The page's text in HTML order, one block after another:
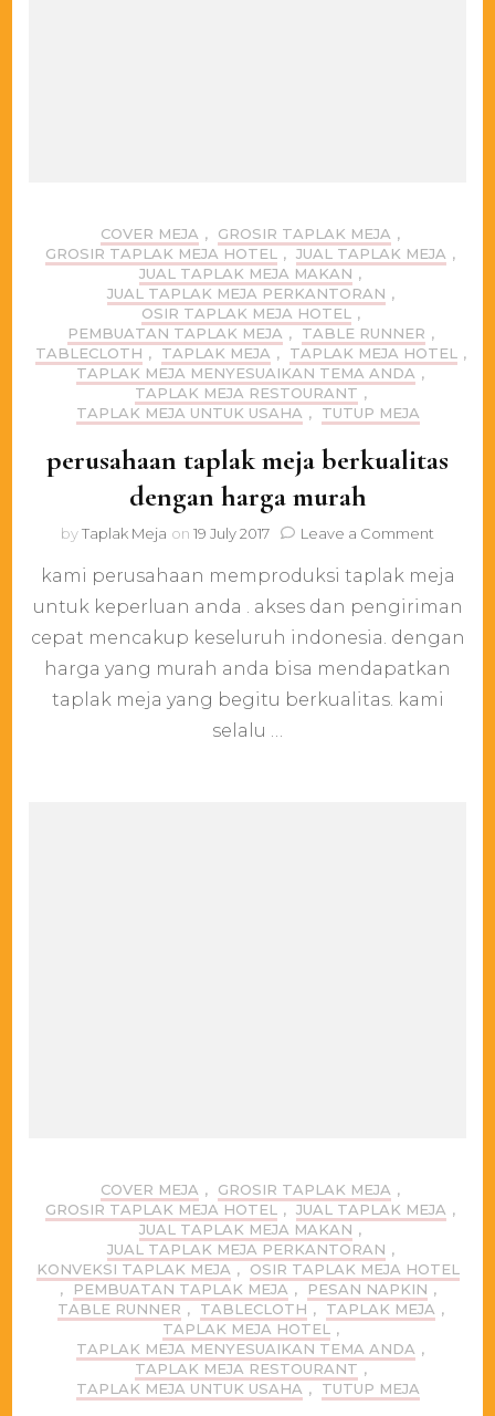
COVER MEJA , GROSIR TAPLAK MEJA ,
GROSIR TAPLAK MEJA HOTEL
, JUAL TAPLAK MEJA ,
JUAL TAPLAK MEJA MAKAN ,
JUAL TAPLAK MEJA PERKANTORAN ,
OSIR TAPLAK MEJA HOTEL
,
PEMBUATAN TAPLAK MEJA , TABLE RUNNER ,
TABLECLOTH , TAPLAK MEJA , TAPLAK MEJA HOTEL
,
TAPLAK MEJA MENYESUAIKAN TEMA ANDA ,
TAPLAK MEJA RESTOURANT ,
TAPLAK MEJA UNTUK USAHA , TUTUP MEJA
perusahaan taplak meja berkualitas
dengan harga murah
byTaplak Meja on 19 July 2017 Leave a Comment
taplak
dengan
harga
kami perusahaan memproduksi taplak meja
untuk keperluan anda . akses dan pengiriman
cepat mencakup keseluruh indonesia. dengan
harga yang murah anda bisa mendapatkan
taplak meja yang begitu berkualitas. kami
selalu …
COVER MEJA , GROSIR TAPLAK MEJA ,
GROSIR TAPLAK MEJA HOTEL
, JUAL TAPLAK MEJA ,
JUAL TAPLAK MEJA MAKAN ,
JUAL TAPLAK MEJA PERKANTORAN ,
KONVEKSI TAPLAK MEJA ,
OSIR TAPLAK MEJA HOTEL
,
PEMBUATAN TAPLAK MEJA , PESAN NAPKIN ,
TABLE RUNNER , TABLECLOTH , TAPLAK MEJA ,
TAPLAK MEJA HOTEL
,
TAPLAK MEJA MENYESUAIKAN TEMA ANDA ,
TAPLAK MEJA RESTOURANT ,
TAPLAK MEJA UNTUK USAHA , TUTUP MEJA